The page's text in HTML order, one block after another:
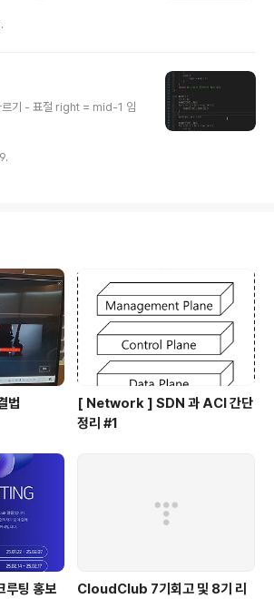
+ M*1/2 (분침의 이동에
나오는건데, 범위가 줄어서
면 실수할 확률ㄹ이 준다던데
다른풀이 2. 하ㅏ..공부좀하
분탐색을 진행 어우 ..
르기 - 표절 right = mid-1 임
법
[ Network ] SDN 과 ACI 간단
정리 #1
팅 홍보
CloudClub 7기회고 및 8기 리